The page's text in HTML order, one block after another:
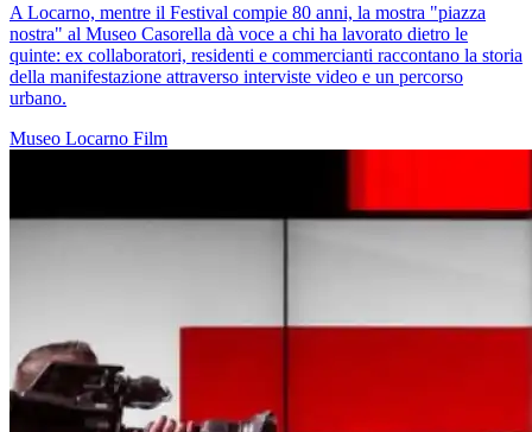
A Locarno, mentre il Festival compie 80 anni, la mostra "piazza
nostra" al Museo Casorella dà voce a chi ha lavorato dietro le
quinte: ex collaboratori, residenti e commercianti raccontano la storia
della manifestazione attraverso interviste video e un percorso
urbano.
Museo Locarno Film